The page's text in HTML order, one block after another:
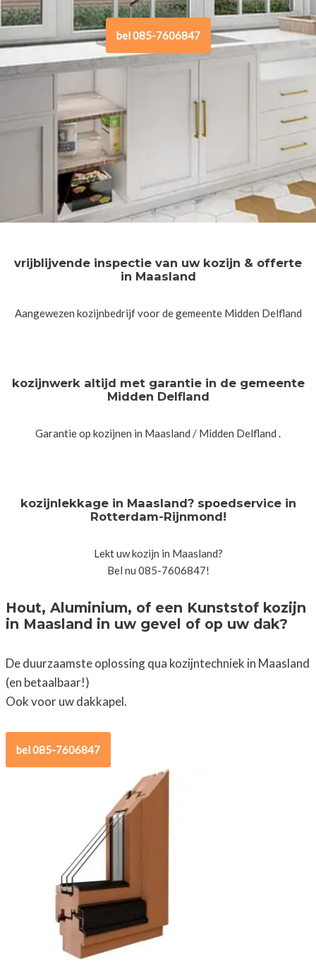
bel 085-7606847
vrijblijvende inspectie van uw kozijn & offerte
in Maasland
Aangewezen kozijnbedrijf voor de gemeente Midden Delfland
kozijnwerk altijd met garantie in de gemeente
Midden Delfland
Garantie op kozijnen in Maasland / Midden Delfland .
kozijnlekkage in Maasland? spoedservice in
Rotterdam-Rijnmond!
Lekt uw kozijn in Maasland?
Bel nu 085-7606847!
Hout, Aluminium, of een Kunststof kozijn
in Maasland in uw gevel of op uw dak?
De duurzaamste oplossing qua kozijntechniek in Maasland
(en betaalbaar!)
Ook voor uw dakkapel.
bel 085-7606847